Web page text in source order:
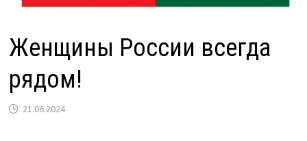
Женщины России всегда
рядом!
21.06.2024